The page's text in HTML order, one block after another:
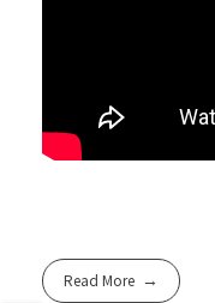
Read More